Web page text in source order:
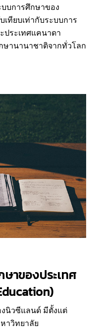
บการศึกษาของ
ทียบเท่ากับระบบการ
ระเทศแคนาดา
ษานานาชาติจากทั่วโลก
าของประเทศ
นิวซีแลนด์ มีตั้งแต่
าวิทยาลัย